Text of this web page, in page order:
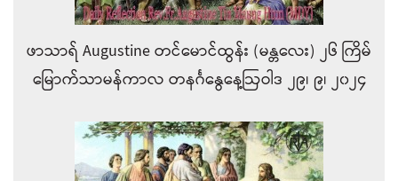
ဖာသာရ် Augustine တင်မောင်ထွန်း (မန္တလေး) ၂၆ ကြိမ်
မြောက်သာမန်ကာလ တနင်္ဂနွေနေ့ဩဝါဒ ၂၉၊ ၉၊ ၂၀၂၄